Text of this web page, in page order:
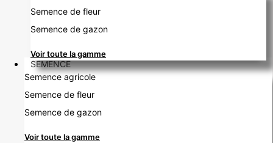
Semence de fleur
Semence de gazon
Voir toute la gamme
SEMENCE
Semence agricole
Semence de fleur
Semence de gazon
Voir toute la gamme